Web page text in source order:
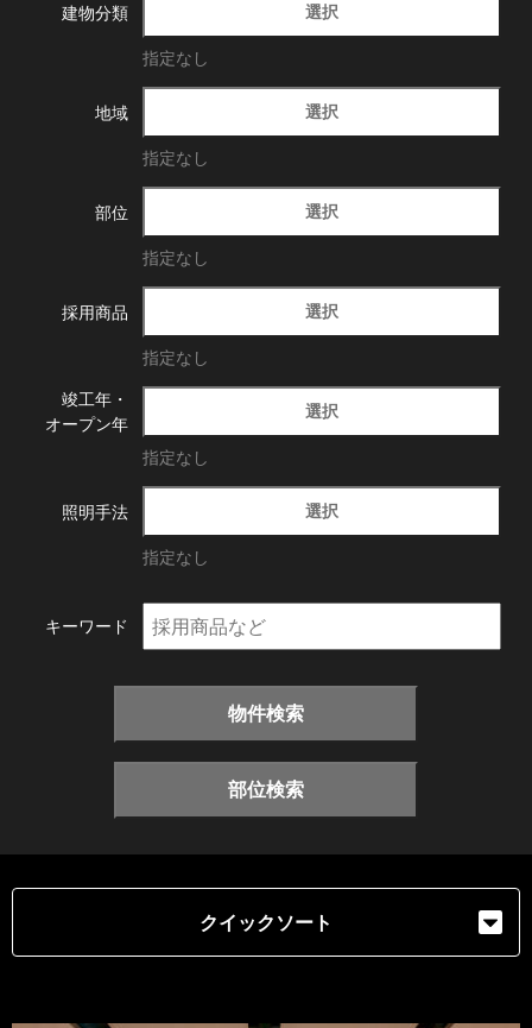
建物分類 選択
指定なし
地域 選択
指定なし
部位 選択
指定なし
採用商品 選択
指定なし
竣工年・
オープン年
選択
指定なし
照明手法 選択
指定なし
キーワード
物件検索
部位検索
クイックソート